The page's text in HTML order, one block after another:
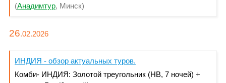
Забронируйте тур уже сегодня и откройте для себя
(Анадимтур, Минск)
26.02.2026
ИНДИЯ - обзор актуальных туров.
Комби- ИНДИЯ: Золотой треугольник (НВ, 7 ночей) +